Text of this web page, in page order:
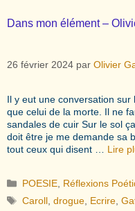
Dans mon élément –
26 février 2024 par Olivier
Il y eut une conversation sur
que celui de la morte. Il ne
sandales de cuir Sur le sol
doit être je me demande sa
tout ceux qui disent … Lire
Catégories
POESIE Réflexions
Étiquettes
Caroll ,drogue Ecrire ,